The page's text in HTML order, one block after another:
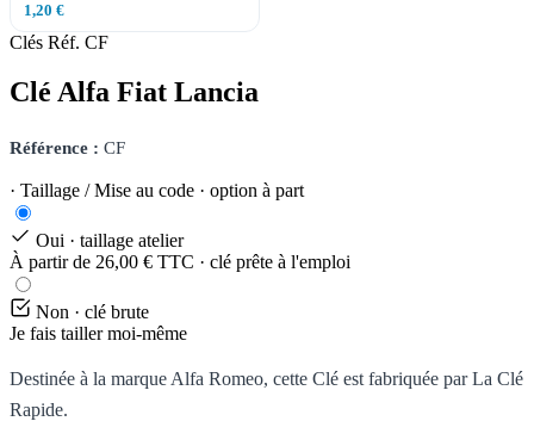
1,20 €
Clés Réf. CF
Clé Alfa Fiat Lancia
Référence : CF
· Taillage / Mise au code · option à part
Oui · taillage atelier
À partir de 26,00 € TTC · clé prête à l'emploi
Non · clé brute
Je fais tailler moi-même
Destinée à la marque Alfa Romeo, cette Clé est fabriquée par La Clé
Rapide.